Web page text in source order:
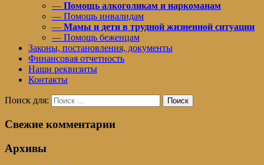
— Помощь алкоголикам и наркоманам
— Помощь инвалидам
— Мамы и дети в трудной жизненной ситуации
— Помощь беженцам
Законы, постановления, документы
Финансовая отчетность
Наши реквизиты
Контакты
Поиск для: Поиск
Свежие комментарии
Архивы